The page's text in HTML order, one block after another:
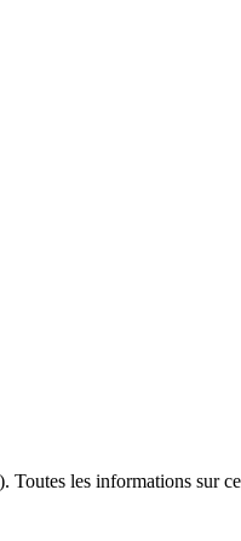
Toutes les informations sur